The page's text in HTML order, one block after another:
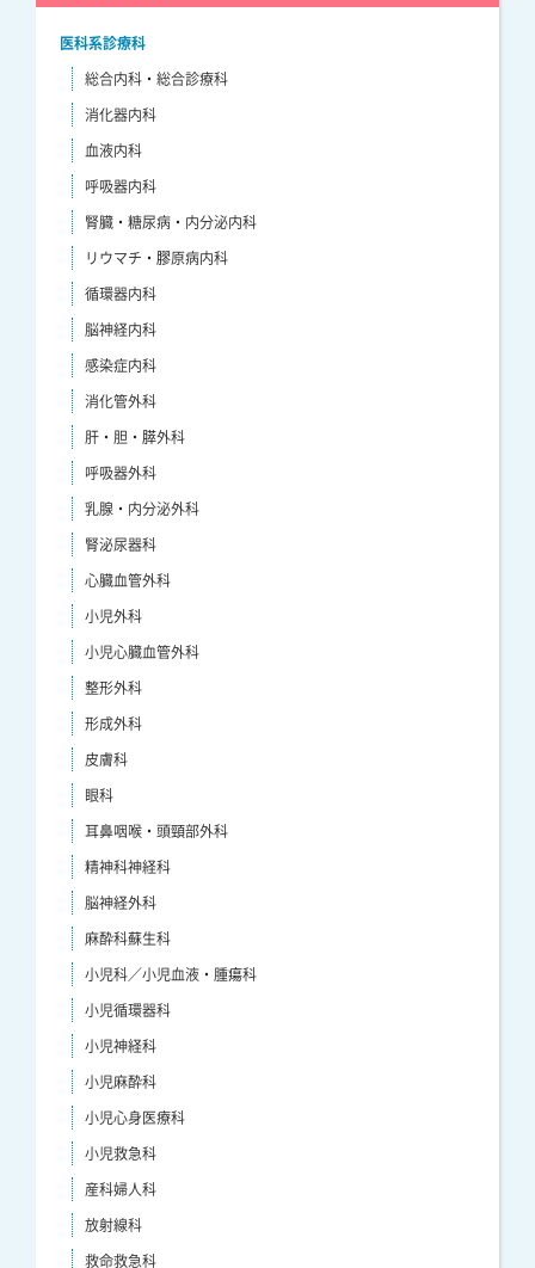
医科系診療科
総合内科・総合診療科
消化器内科
血液内科
呼吸器内科
腎臓・糖尿病・内分泌内科
リウマチ・膠原病内科
循環器内科
脳神経内科
感染症内科
消化管外科
肝・胆・膵外科
呼吸器外科
乳腺・内分泌外科
腎泌尿器科
心臓血管外科
小児外科
小児心臓血管外科
整形外科
形成外科
皮膚科
眼科
耳鼻咽喉・頭頸部外科
精神科神経科
脳神経外科
麻酔科蘇生科
小児科／小児血液・腫瘍科
小児循環器科
小児神経科
小児麻酔科
小児心身医療科
小児救急科
産科婦人科
放射線科
救命救急科